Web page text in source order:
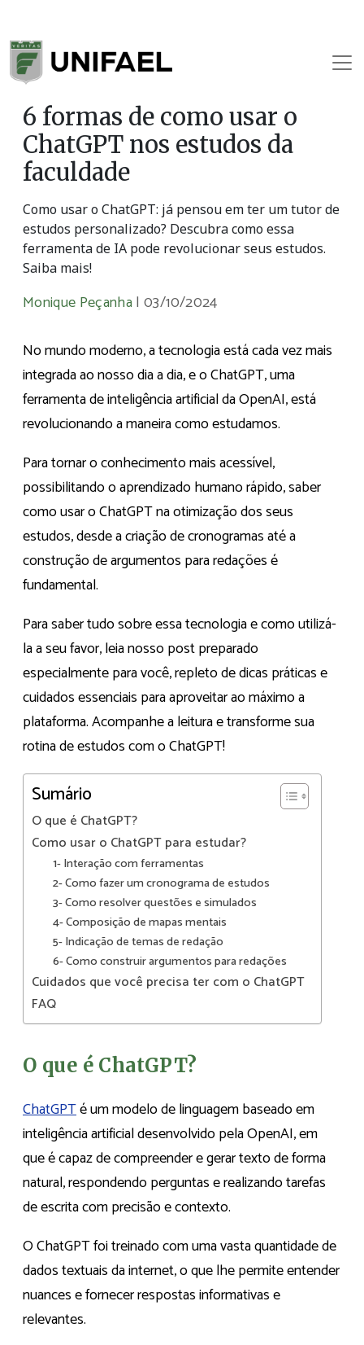
6 formas de como usar o
ChatGPT nos estudos da
faculdade
Como usar o ChatGPT: já pensou em ter um tutor de
estudos personalizado? Descubra como essa
ferramenta de IA pode revolucionar seus estudos.
Saiba mais!
Monique Peçanha |03/10/2024
No mundo moderno, a tecnologia está cada vez mais
integrada ao nosso dia a dia, e o ChatGPT, uma
ferramenta de inteligência artificial da OpenAI, está
revolucionando a maneira como estudamos.
Para tornar o conhecimento mais acessível,
possibilitando o aprendizado humano rápido, saber
como usar o ChatGPT na otimização dos seus
estudos, desde a criação de cronogramas até a
construção de argumentos para redações é
fundamental.
Para saber tudo sobre essa tecnologia e como utilizá-
la a seu favor, leia nosso post preparado
especialmente para você, repleto de dicas práticas e
cuidados essenciais para aproveitar ao máximo a
plataforma. Acompanhe a leitura e transforme sua
rotina de estudos com o ChatGPT!
Sumário
O que é ChatGPT?
Como usar o ChatGPT para estudar?
1- Interação com ferramentas
2- Como fazer um cronograma de estudos
3- Como resolver questões e simulados
4- Composição de mapas mentais
5- Indicação de temas de redação
6- Como construir argumentos para redações
Cuidados que você precisa ter com o ChatGPT
FAQ
O que é ChatGPT?
ChatGPTé um modelo de linguagem baseado em
inteligência artificial desenvolvido pela OpenAI, em
que é capaz de compreender e gerar texto de forma
natural, respondendo perguntas e realizando tarefas
de escrita com precisão e contexto.
O ChatGPT foi treinado com uma vasta quantidade de
dados textuais da internet, o que lhe permite entender
nuances e fornecer respostas informativas e
relevantes.